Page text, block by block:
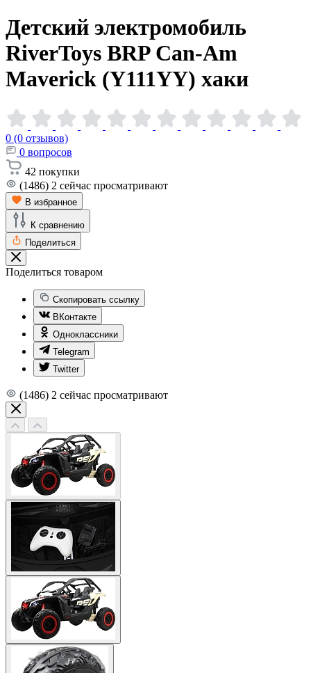
Детский электромобиль
RiverToys BRP Can-Am
Maverick (Y111YY) хаки
0 (0 отзывов)
0 вопросов
42 покупки
(1486) 2 сейчас просматривают
В избранное
К сравнению
Поделиться
Поделиться товаром
Скопировать ссылку
ВКонтакте
Одноклассники
Telegram
Twitter
(1486) 2 сейчас просматривают